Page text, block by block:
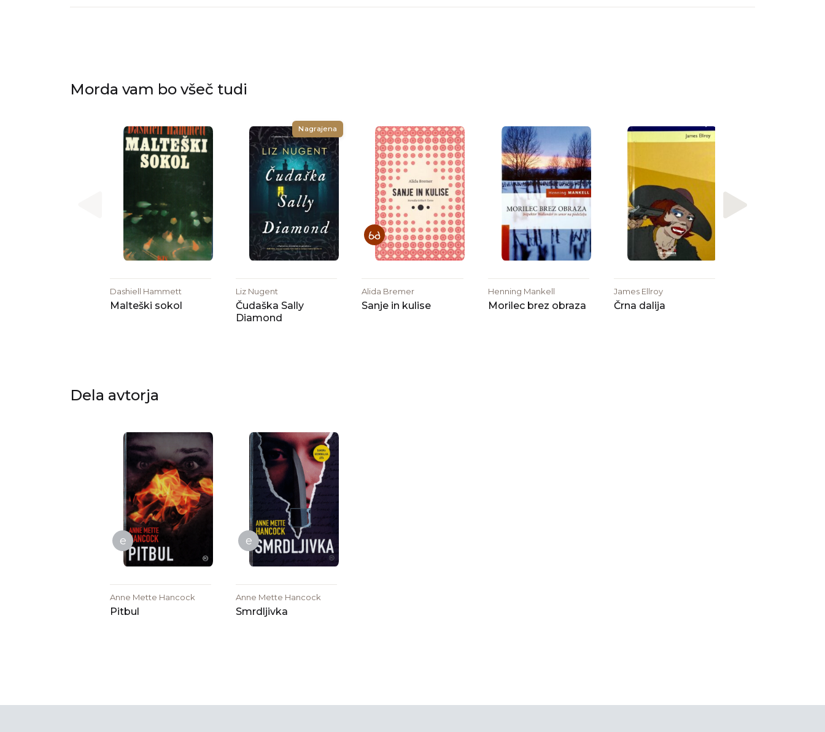
Morda vam bo všeč tudi
Dashiell Hammett
Malteški sokol
Nagrajena
Liz Nugent
Čudaška Sally
Diamond
Alida Bremer
Sanje in kulise
Henning Mankell
Morilec brez obraza
James Ellroy
Črna dalija
Dela avtorja
e
Anne Mette Hancock
Pitbul
e
Anne Mette Hancock
Smrdljivka